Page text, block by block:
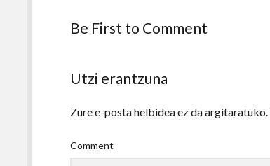
Be First to Comment
Utzi erantzuna
Zure e-posta helbidea ez da argitaratuko.
Comment